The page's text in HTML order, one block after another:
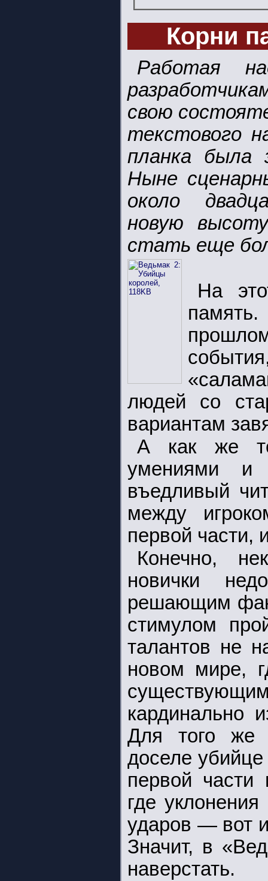
Корни
Работая
свою
текстового
планка была
Ныне
около
новую
стать еще
На
людей со
вариантам
А как же
умениями и
въедливый
между
первой части,
Конечно,
новички
решающим
стимулом
талантов не
новом мире,
кардинально
Для того же
доселе
первой части
где
ударов — вот
Значит, в
наверстать.